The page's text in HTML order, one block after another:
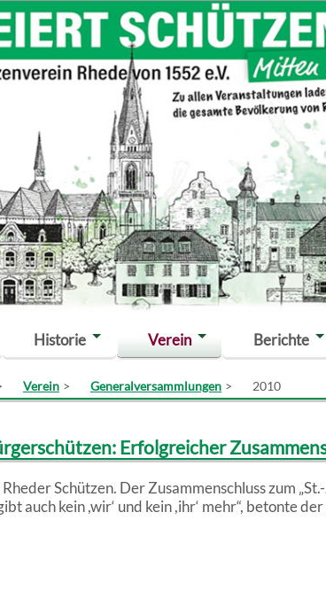
Historie Verein Berichte
Verein Generalversammlungen 2010
Erfolgreicher
Schützen. Der Zusammenschluss zum
auch kein ,wir‘ und kein ,ihr‘ mehr“, betonte